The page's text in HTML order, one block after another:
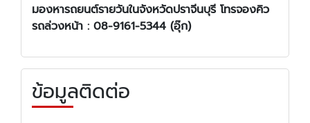
มองหารถยนต์รายวันในจังหวัดปราจีนบุรี โทรจองคิว
รถล่วงหน้า : 08-9161-5344 (อุ๊ก)
ข้อมูลติดต่อ